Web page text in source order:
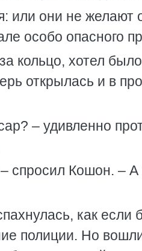
или они не
особо опасного
кольцо, хотел
открылась и в
– удивленно
спросил Кошон. – А
как если
полиции. Но